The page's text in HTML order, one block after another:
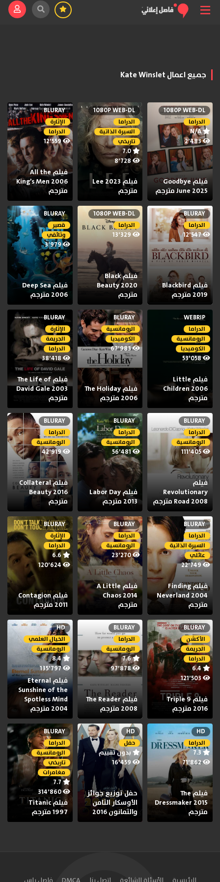
جميع اعمال Kate Winslet
1080P WEB-DL
الدراما
N/A
2٬483
فيلم Goodbye
June 2025 مترجم
1080P WEB-DL
الدراما
السيرة الذاتية
تاريخي
7.0
8٬728
فيلم Lee 2023
مترجم
BLURAY
الإثارة
الدراما
12٬559
فيلم All the
King’s Men 2006
مترجم
BLURAY
الدراما
12٬547
فيلم Blackbird
2019 مترجم
1080P WEB-DL
الدراما
13٬329
فيلم Black
Beauty 2020
مترجم
BLURAY
قصير
وثائقي
3٬979
فيلم Deep Sea
2006 مترجم
WEBRIP
الدراما
الرومانسية
الكوميديا
53٬058
فيلم Little
Children 2006
مترجم
BLURAY
الرومانسية
الكوميديا
67٬983
فيلم The Holiday
2006 مترجم
BLURAY
الإثارة
الجريمة
الدراما
38٬418
فيلم The Life of
David Gale 2003
مترجم
BLURAY
الدراما
الرومانسية
111٬405
فيلم
Revolutionary
Road 2008 مترجم
BLURAY
الدراما
الرومانسية
56٬481
فيلم Labor Day
2013 مترجم
BLURAY
الدراما
الرومانسية
فيلم Collateral
Beauty 2016
مترجم
BLURAY
الدراما
السيرة الذاتية
عائلي
فيلم Finding
Neverland 2004
مترجم
BLURAY
الدراما
الرومانسية
23٬270
فيلم A Little
Chaos 2014
مترجم
BLURAY
الإثارة
الدراما
120٬624
فيلم Contagion
2011 مترجم
BLURAY
الأكشن
الجريمة
الدراما
6.4
فيلم Triple 9
2016 مترجم
BLURAY
الدراما
الرومانسية
7.6
97٬878
فيلم The Reader
2008 مترجم
HD
الخيال العلمي
الرومانسية
8.4
135٬797
فيلم Eternal
Sunshine of the
Spotless Mind
2004 مترجم
HD
الدراما
7.3
71٬862
فيلم The
Dressmaker 2015
مترجم
HD
حفل
بدون تقييم
16٬459
حفل توزيع جوائز
الأوسكار الثامن
والثمانون 2016
BLURAY
الدراما
الرومانسية
تاريخي
مغامرات
7.7
314٬860
فيلم Titanic
1997 مترجم